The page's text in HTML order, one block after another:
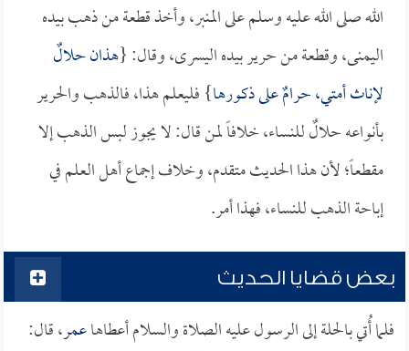
الله صلى الله عليه وسلم على المنبر، وأخذ قطعة من ذهب بيده
اليمنى، وقطعة من حرير بيده اليسرى، وقال: {هذان حلالٌ
لإناث أمتي، حرامٌ على ذكورها} فليعلم هذا، فالذهب والحرير
بأنواعه حلالٌ للنساء، خلافاً لمن قال: لا يجوز لبس الذهب إلا
مقطعاً؛ لأن هذا الحديث متقدم، وخلاف إجماع أهل العلم في
إباحة الذهب للنساء، فهذا أمر.
بعض قضايا الحديث
فلما أُتي بالحلة إلى الرسول عليه الصلاة والسلام أعطاهاعمر، قال: